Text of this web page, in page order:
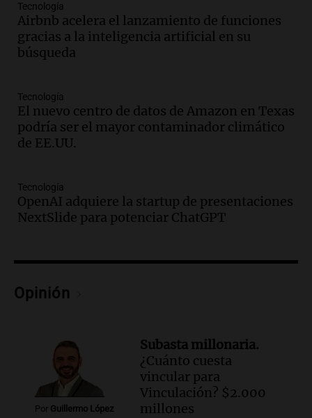
Audio.Joan Gaspart: "Sin Jorge, no sé si
Messi hubiera llegado adonde llegó"
Una mañana para todos
Audio.
Jorge Messi en una entrevista con Rony
Vargas en 2007
Una mañana para todos
Audio.
las nuevas detenciones: "En esa casa
todos tenían algo que ver"
Audio.Una nutricionista derribó el mito
del desayuno ideal: qué alimentos
conviene priorizar
Audio. Murió Jorge Messi
Una mañana para todos
Episodios
Tecnología
Airbnb acelera el lanzamiento de funciones
gracias a la inteligencia artificial en su
búsqueda
Tecnología
El nuevo centro de datos de Amazon en Texas
podría ser el mayor contaminador climático
de EE.UU.
Tecnología
OpenAI adquiere la startup de presentaciones
NextSlide para potenciar ChatGPT
Opinión
Por Guillermo López
Subasta millonaria.
¿Cuánto cuesta
vincular para
Vinculación? $2.000
millones